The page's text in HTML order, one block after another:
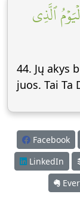
ٱلَّذِي
44. Jų akys
juos. Tai Ta
Facebook
LinkedIn